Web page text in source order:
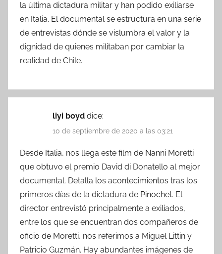
la última dictadura militar y han podido exiliarse
en Italia. El documental se estructura en una serie
de entrevistas dónde se vislumbra el valor y la
dignidad de quienes militaban por cambiar la
realidad de Chile.
liyi boyd dice:
10 de septiembre de 2020 a las 03:21
Desde Italia, nos llega este film de Nanni Moretti
que obtuvo el premio David di Donatello al mejor
documental. Detalla los acontecimientos tras los
primeros días de la dictadura de Pinochet. El
director entrevistó principalmente a exiliados,
entre los que se encuentran dos compañeros de
oficio de Moretti, nos referimos a Miguel Littin y
Patricio Guzmán. Hay abundantes imágenes de